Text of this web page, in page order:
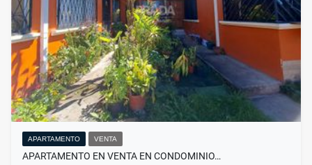
APARTAMENTO VENTA
APARTAMENTO EN VENTA EN CONDOMINIO…